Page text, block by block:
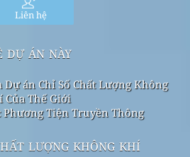
Liên hệ
dự án này
án Chỉ Số Chất Lượng Không
Của Thế Giới
Phương Tiện Truyền Thông
lượng không khí